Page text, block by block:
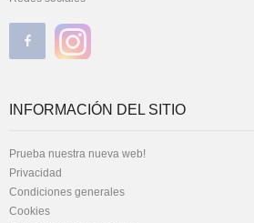
INFORMACIÓN DEL SITIO
Prueba nuestra nueva web!
Privacidad
Condiciones generales
Cookies